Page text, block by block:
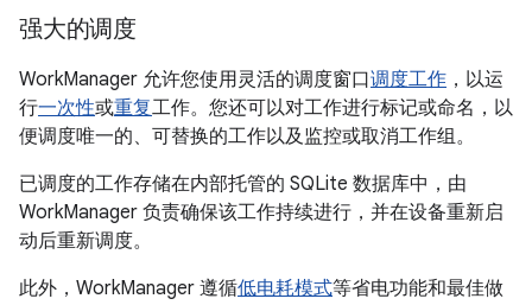
强大的调度
WorkManager 允许您使用灵活的调度窗口调度工作 ，以运
行一次性或重复工作。您还可以对工作进行标记或命名，以
便调度唯一的、可替换的工作以及监控或取消工作组。
已调度的工作存储在内部托管的 SQLite 数据库中，由
WorkManager 负责确保该工作持续进行，并在设备重新启
动后重新调度。
此外，WorkManager 遵循低电耗模式等省电功能和最佳做